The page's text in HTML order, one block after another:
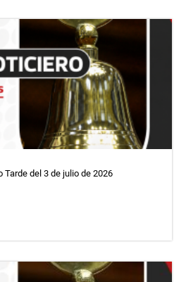
del 3 de julio de 2026